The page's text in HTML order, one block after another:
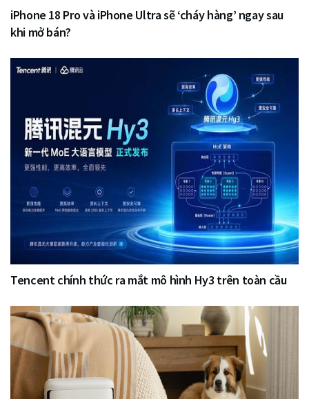
iPhone 18 Pro và iPhone Ultra sẽ ‘cháy hàng’ ngay sau
khi mở bán?
Tencent chính thức ra mắt mô hình Hy3 trên toàn cầu